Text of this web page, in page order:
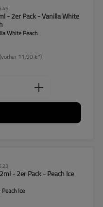
- 2er Pack - Vanilla White
White Peach
(vorher 11,90 €*)
Gib den
- 2er Pack - Peach Ice
Peach Ice